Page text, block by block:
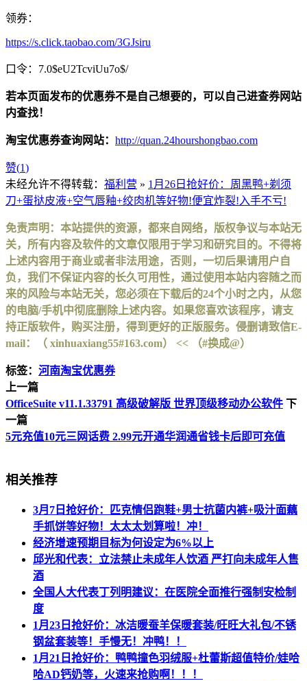
领券：
https://s.click.taobao.com/3GJsiru
口令：7.0$eU2TcviUu7o$/
若本页面发布的优惠券不是自己想要的，可以自己进查券网站
内查找！
淘宝优惠券查询网站： http://quan.24hourshongbao.com
赞(1)
未经允许不得转载： 福利营 » 1月26日抢好价：周黑鸭+剃须
刀+蛋挞皮液+空气唇釉+绞肉机等好物!便宜炸裂!入手不亏!
免责声明：本站提供的资源，都来自网络，版权争议与本站无
关，所有内容及软件的文章仅限用于学习和研究目的。不得将
上述内容用于商业或者非法用途，否则，一切后果请用户自
负，我们不保证内容的长久可用性，通过使用本站内容随之而
来的风险与本站无关，您必须在下载后的24个小时之内，从您
的电脑/手机中彻底删除上述内容。如果您喜欢该程序，请支
持正版软件，购买注册，得到更好的正版服务。侵删请致信E-
mail：（ xinhuaxiang55#163.com） << （#换成@）
标签： 河南淘宝优惠券
上一篇
OfficeSuite v11.1.33791 高级破解版 世界顶级移动办公软件 下
一篇
5元充值10元三网话费 2.99元开通华润通省钱卡后即可充值
相关推荐
3月7日抢好价：匹克情侣跑鞋+男士抗菌内裤+吸汁面藕
手抓饼等好物！太太太划算啦！冲！
经济增速预期目标为何设定为6%以上
邱光和代表：立法禁止未成年人饮酒 严打向未成年人售
酒
全国人大代表丁列明建议：在医院全面推行强制安检制
度
1月23日抢好价：冰洁暖蚕羊保暖套装/旺旺大礼包/不锈
钢盆套装等！手慢无！冲鸭！！
1月21日抢好价：鸭鸭撞色羽绒服+杜蕾斯超值特价/娃哈
哈AD钙奶等，火速来抢购啊！！！